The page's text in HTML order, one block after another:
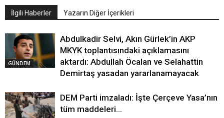
İlgili Haberler Yazarın Diğer İçerikleri
GÜNDEM
Abdulkadir Selvi, Akın Gürlek’in AKP
MKYK toplantısındaki açıklamasını
aktardı: Abdullah Öcalan ve Selahattin
Demirtaş yasadan yararlanamayacak
DEM Parti imzaladı: İşte Çerçeve Yasa’nın
tüm maddeleri…